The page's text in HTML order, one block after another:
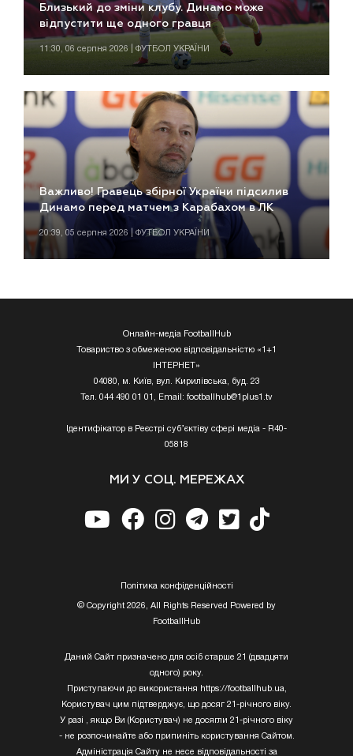
Близький до зміни клубу. Динамо може
відпустити ще одного гравця
11:30, 06 серпня 2026 | ФУТБОЛ УКРАЇНИ
Важливо! Гравець збірної України підсилив
Динамо перед матчем з Карабахом в ЛК
20:39, 05 серпня 2026 | ФУТБОЛ УКРАЇНИ
Онлайн-медіа FootballHub
Товариство з обмеженою відповідальністю «1+1
ІНТЕРНЕТ»
04080, м. Київ, вул. Кирилівська, буд. 23
Тел. 044 490 01 01, Email: footballhub@1plus1.tv
Ідентифікатор в Реєстрі суб’єктіву сфері медіа - R40-
05818
МИ У СОЦ. МЕРЕЖАХ
Полiтика конфiденцiйностi
© Copyright 2026, All Rights Reserved Powered by
FootballHub
Даний Сайт призначено для осіб старше 21 (двадцяти
одного) року.
Приступаючи до використання https://footballhub.ua,
Користувач цим підтверджує, що досяг 21-річного віку.
У разі , якщо Ви (Користувач) не досягли 21-річного віку
- не розпочинайте або припиніть користування Сайтом.
Адміністрація Сайту не несе відповідальності за